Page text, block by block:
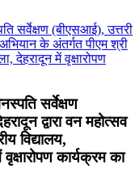
सर्वेक्षण
द्वारा वन महोत्सव
विद्यालय,
कार्यक्रम का